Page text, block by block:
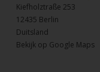
Kiefholztraße 253
12435 Berlin
Duitsland
Bekijk op Google Maps